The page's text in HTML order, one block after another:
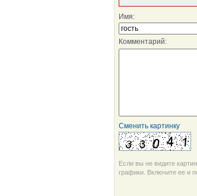
Имя:
Комментарий:
Сменить картинку
Если вы не видите
графики. Включите ее и